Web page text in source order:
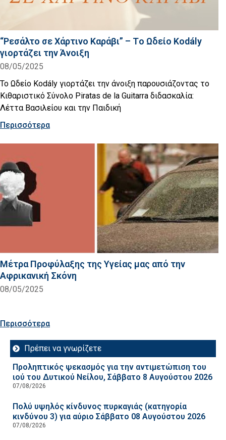
“Ρεσάλτο σε Χάρτινο Καράβι” – Tο Ωδείο Kodály
γιορτάζει την Άνοιξη
08/05/2025
Το Ωδείο Kodály γιορτάζει την άνοιξη παρουσιάζοντας το
Κιθαριστικό Σύνολο Piratas de la Guitarra διδασκαλία:
Λέττα Βασιλείου και την Παιδική
Περισσότερα
Μέτρα Προφύλαξης της Υγείας μας από την
Αφρικανική Σκόνη
08/05/2025
Περισσότερα
Πρέπει να γνωρίζετε
Προληπτικός ψεκασμός για την αντιμετώπιση του
ιού του Δυτικού Νείλου, Σάββατο 8 Αυγούστου 2026
07/08/2026
Πολύ υψηλός κίνδυνος πυρκαγιάς (κατηγορία
κινδύνου 3) για αύριο Σάββατο 08 Αυγούστου 2026
07/08/2026